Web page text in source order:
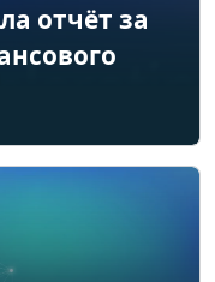
отчёт за